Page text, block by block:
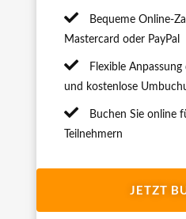
Bequeme Online-
Mastercard oder PayPal
Flexible Anpassung
und kostenlose
Buchen Sie online
Teilnehmern
JETZT